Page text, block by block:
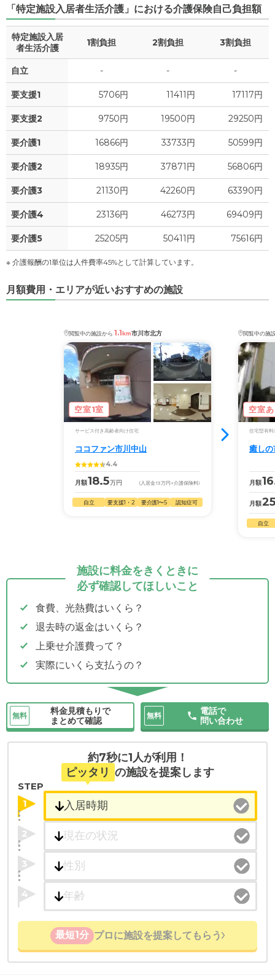
「特定施設入居者生活介護」における介護保険自己負担額
特定施設入居
者生活介護
1割負担 2割負担 3割負担
自立 - - -
要支援1 5706円 11411円 17117円
要支援2 9750円 19500円 29250円
要介護1 16866円 33733円 50599円
要介護2 18935円 37871円 56806円
要介護3 21130円 42260円 63390円
要介護4 23136円 46273円 69409円
要介護5 25205円 50411円 75616円
※ 介護報酬の1単位は人件費率45%として計算しています。
月額費用・エリアが近いおすすめの施設
閲覧中の施設から 1.1km市川市北方
空室1室
サービス付き高齢者向け住宅
ココファン市川中山
4.4
月額18.5万円 (入居金13万円 +介護保険料)
自立 要支援1・2 要介護1〜5 認知症可
閲覧中の施
空室
住宅型有料
癒し
月額
月額
自立
施設に料金をきくときに
必ず確認してほしいこと
食費、光熱費はいくら？
退去時の返金はいくら？
上乗せ介護費って？
実際にいくら支払うの？
無料
料金見積もりで
まとめて確認
無料
電話で
問い合わせ
約7秒に1人が利用！
ピッタリ の施設を提案します
STEP
1
2
3
4
最短1分 プロに施設を提案してもらう